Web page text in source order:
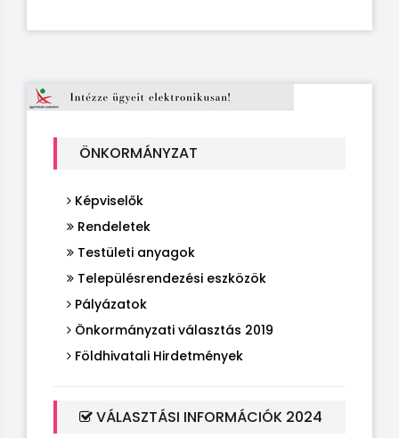
ÖNKORMÁNYZAT
Képviselők
Rendeletek
Testületi anyagok
Településrendezési eszközök
Pályázatok
Önkormányzati választás 2019
Földhivatali Hirdetmények
VÁLASZTÁSI INFORMÁCIÓK 2024